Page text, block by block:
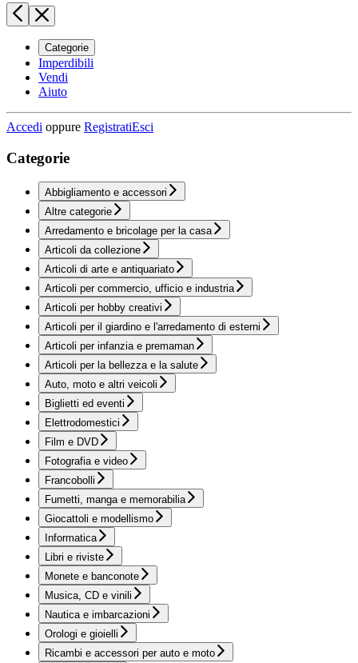
Categorie
Imperdibili
Vendi
Aiuto
Accedi oppure RegistratiEsci
Categorie
Abbigliamento e accessori
Altre categorie
Arredamento e bricolage per la casa
Articoli da collezione
Articoli di arte e antiquariato
Articoli per commercio, ufficio e industria
Articoli per hobby creativi
Articoli per il giardino e l'arredamento di esterni
Articoli per infanzia e premaman
Articoli per la bellezza e la salute
Auto, moto e altri veicoli
Biglietti ed eventi
Elettrodomestici
Film e DVD
Fotografia e video
Francobolli
Fumetti, manga e memorabilia
Giocattoli e modellismo
Informatica
Libri e riviste
Monete e banconote
Musica, CD e vinili
Nautica e imbarcazioni
Orologi e gioielli
Ricambi e accessori per auto e moto